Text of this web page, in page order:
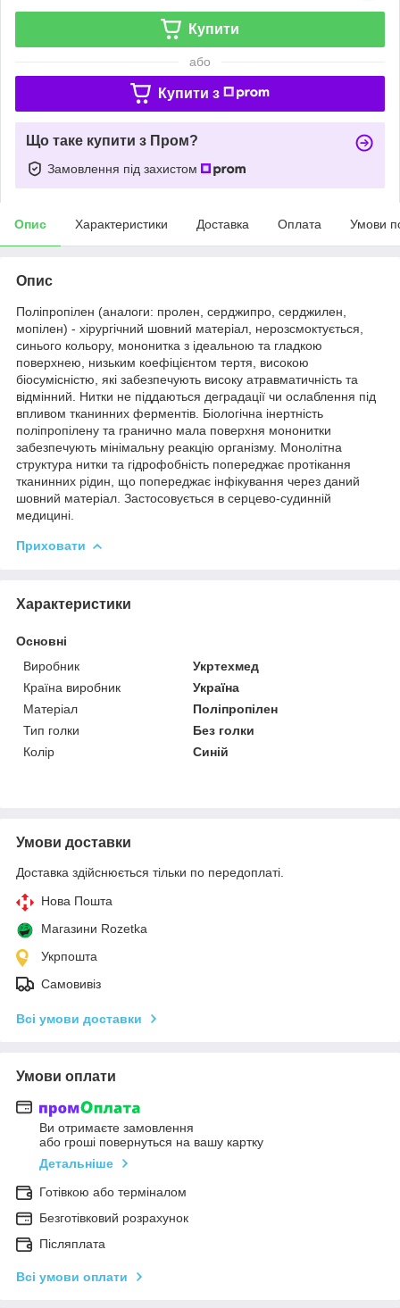
Купити
або
Купити з
Що таке купити з Пром?
Замовлення під захистом
Опис Характеристики Доставка Оплата Умови
Опис
Поліпропілен (аналоги: пролен, серджипро, серджилен,
мопілен) - хірургічний шовний матеріал, нерозсмоктується,
синього кольору, мононитка з ідеальною та гладкою
поверхнею, низьким коефіцієнтом тертя, високою
біосумісністю, які забезпечують високу атравматичність та
відмінний. Нитки не піддаються деградації чи ослаблення під
впливом тканинних ферментів. Біологічна інертність
поліпропілену та гранично мала поверхня мононитки
забезпечують мінімальну реакцію організму. Монолітна
структура нитки та гідрофобність попереджає протікання
тканинних рідин, що попереджає інфікування через даний
шовний матеріал. Застосовується в серцево-судинній
медицині.
Приховати
Характеристики
Основні
Виробник
Укртехмед
Країна виробник
Україна
Матеріал
Поліпропілен
Тип голки
Без голки
Колір
Синій
Умови доставки
Доставка здійснюється тільки по передоплаті.
Нова Пошта
Магазини Rozetka
Укрпошта
Самовивіз
Всі умови доставки
Умови оплати
Ви отримаєте замовлення
або гроші повернуться на вашу картку
Детальніше
Готівкою або терміналом
Безготівковий розрахунок
Післяплата
Всі умови оплати